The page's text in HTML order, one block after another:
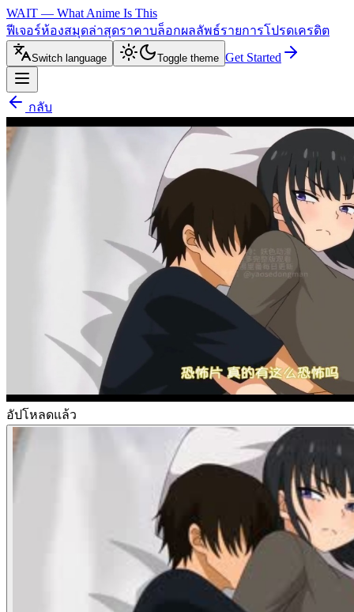
WAIT — What Anime Is This
ฟีเจอร์ห้องสมุดล่าสุดราคาบล็อกผลลัพธ์รายการโปรดเครดิต
Switch language Toggle theme Get Started
กลับ
อัปโหลดแล้ว